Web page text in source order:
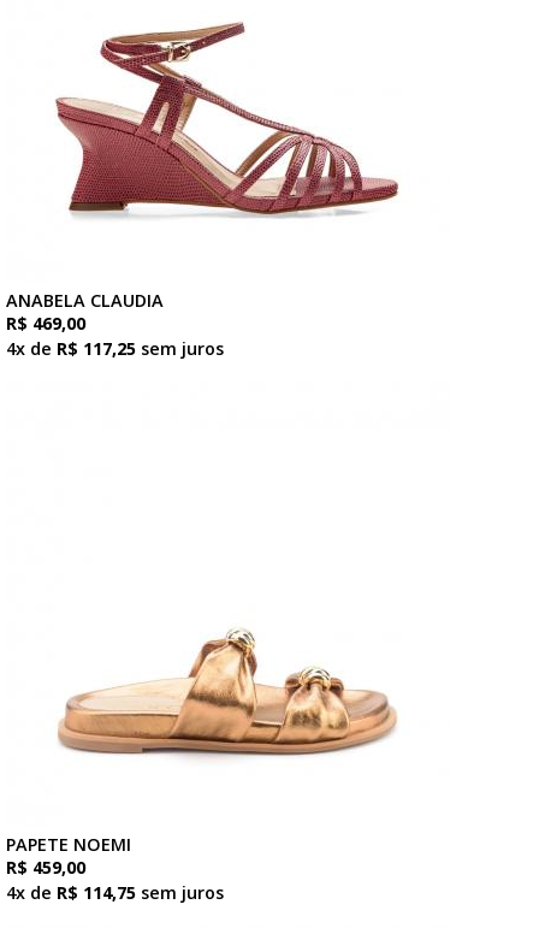
ANABELA CLAUDIA
R$ 469,00
4x de R$ 117,25 sem juros
PAPETE NOEMI
R$ 459,00
4x de R$ 114,75 sem juros